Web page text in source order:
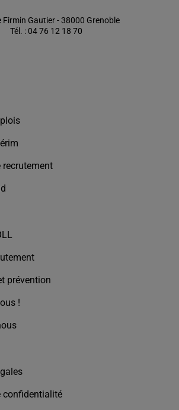
Firmin Gautier - 38000 Grenoble
Tél. : 04 76 12 18 70
recrutement
prévention
!
confidentialité